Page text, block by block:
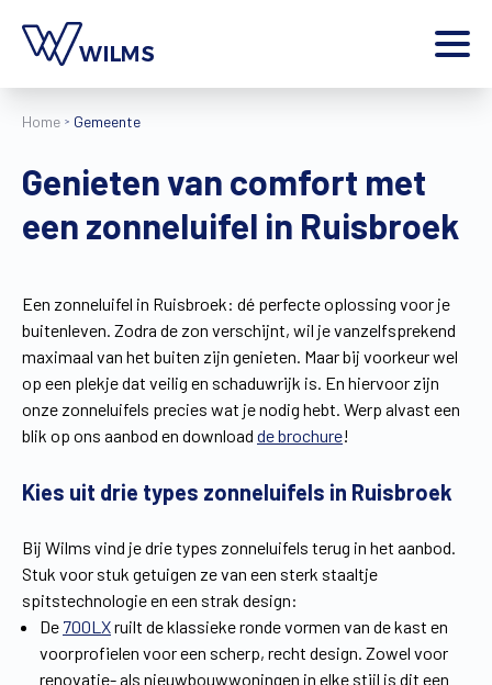
Gratis brochure
Home
Producten
Contact
Extra
Jobs
Wilms World
NL
Home Gemeente
Genieten van comfort met
een zonneluifel in Ruisbroek
Een zonneluifel in Ruisbroek: dé perfecte oplossing voor je
buitenleven. Zodra de zon verschijnt, wil je vanzelfsprekend
maximaal van het buiten zijn genieten. Maar bij voorkeur wel
op een plekje dat veilig en schaduwrijk is. En hiervoor zijn
onze zonneluifels precies wat je nodig hebt. Werp alvast een
blik op ons aanbod en download de brochure!
Kies uit drie types zonneluifels in Ruisbroek
Bij Wilms vind je drie types zonneluifels terug in het aanbod.
Stuk voor stuk getuigen ze van een sterk staaltje
spitstechnologie en een strak design:
De 700LXruilt de klassieke ronde vormen van de kast en
voorprofielen voor een scherp, recht design. Zowel voor
renovatie- als nieuwbouwwoningen in elke stijl is dit een